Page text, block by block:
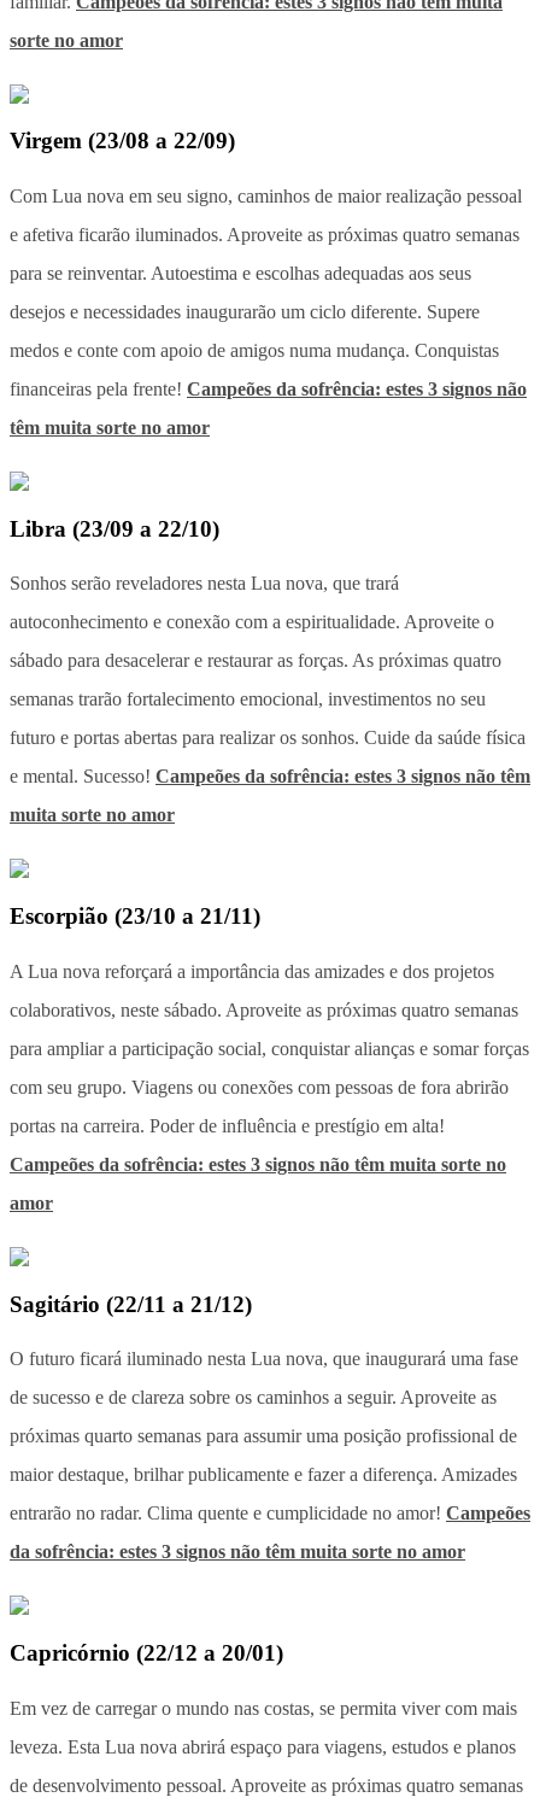
sorte no amor
Virgem (23/08 a 22/09)
Com Lua nova em seu signo, caminhos de maior realização pessoal
e afetiva ficarão iluminados. Aproveite as próximas quatro semanas
para se reinventar. Autoestima e escolhas adequadas aos seus
desejos e necessidades inaugurarão um ciclo diferente. Supere
medos e conte com apoio de amigos numa mudança. Conquistas
financeiras pela frente! Campeões da sofrência: estes 3 signos não
têm muita sorte no amor
Libra (23/09 a 22/10)
Sonhos serão reveladores nesta Lua nova, que trará
autoconhecimento e conexão com a espiritualidade. Aproveite o
sábado para desacelerar e restaurar as forças. As próximas quatro
semanas trarão fortalecimento emocional, investimentos no seu
futuro e portas abertas para realizar os sonhos. Cuide da saúde física
e mental. Sucesso! Campeões da sofrência: estes 3 signos não têm
muita sorte no amor
Escorpião (23/10 a 21/11)
A Lua nova reforçará a importância das amizades e dos projetos
colaborativos, neste sábado. Aproveite as próximas quatro semanas
para ampliar a participação social, conquistar alianças e somar forças
com seu grupo. Viagens ou conexões com pessoas de fora abrirão
portas na carreira. Poder de influência e prestígio em alta!
Campeões da sofrência: estes 3 signos não têm muita sorte no
amor
Sagitário (22/11 a 21/12)
O futuro ficará iluminado nesta Lua nova, que inaugurará uma fase
de sucesso e de clareza sobre os caminhos a seguir. Aproveite as
próximas quarto semanas para assumir uma posição profissional de
maior destaque, brilhar publicamente e fazer a diferença. Amizades
entrarão no radar. Clima quente e cumplicidade no amor! Campeões
da sofrência: estes 3 signos não têm muita sorte no amor
Capricórnio (22/12 a 20/01)
Em vez de carregar o mundo nas costas, se permita viver com mais
leveza. Esta Lua nova abrirá espaço para viagens, estudos e planos
de desenvolvimento pessoal. Aproveite as próximas quatro semanas